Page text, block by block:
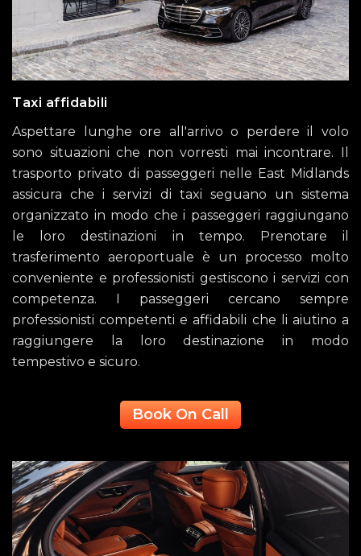
Taxi affidabili
Aspettare lunghe ore all'arrivo o perdere il volo
sono situazioni che non vorresti mai incontrare. Il
trasporto privato di passeggeri nelle East Midlands
assicura che i servizi di taxi seguano un sistema
organizzato in modo che i passeggeri raggiungano
le loro destinazioni in tempo. Prenotare il
trasferimento aeroportuale è un processo molto
conveniente e professionisti gestiscono i servizi con
competenza. I passeggeri cercano sempre
professionisti competenti e affidabili che li aiutino a
raggiungere la loro destinazione in modo
tempestivo e sicuro.
Book On Call